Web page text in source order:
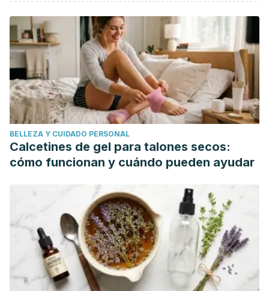
Dauner, EnriqueF.El Terrario Fácil. De Vecchi.
Legates, T. A., Fernandez, D. C., & Hattar, S. (2014). Light as
a central modulator of circadian rhythms, sleep and affect.
Nature Reviews Neuroscience.
https://doi.org/10.1038/nrn3743
BELLEZA Y CUIDADO PERSONAL
Calcetines de gel para talones secos:
cómo funcionan y cuándo pueden ayudar